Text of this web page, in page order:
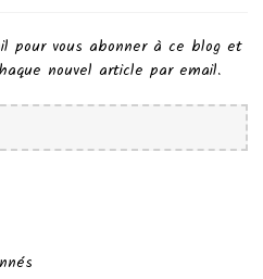
pour vous abonner à ce blog et
nouvel article par email.